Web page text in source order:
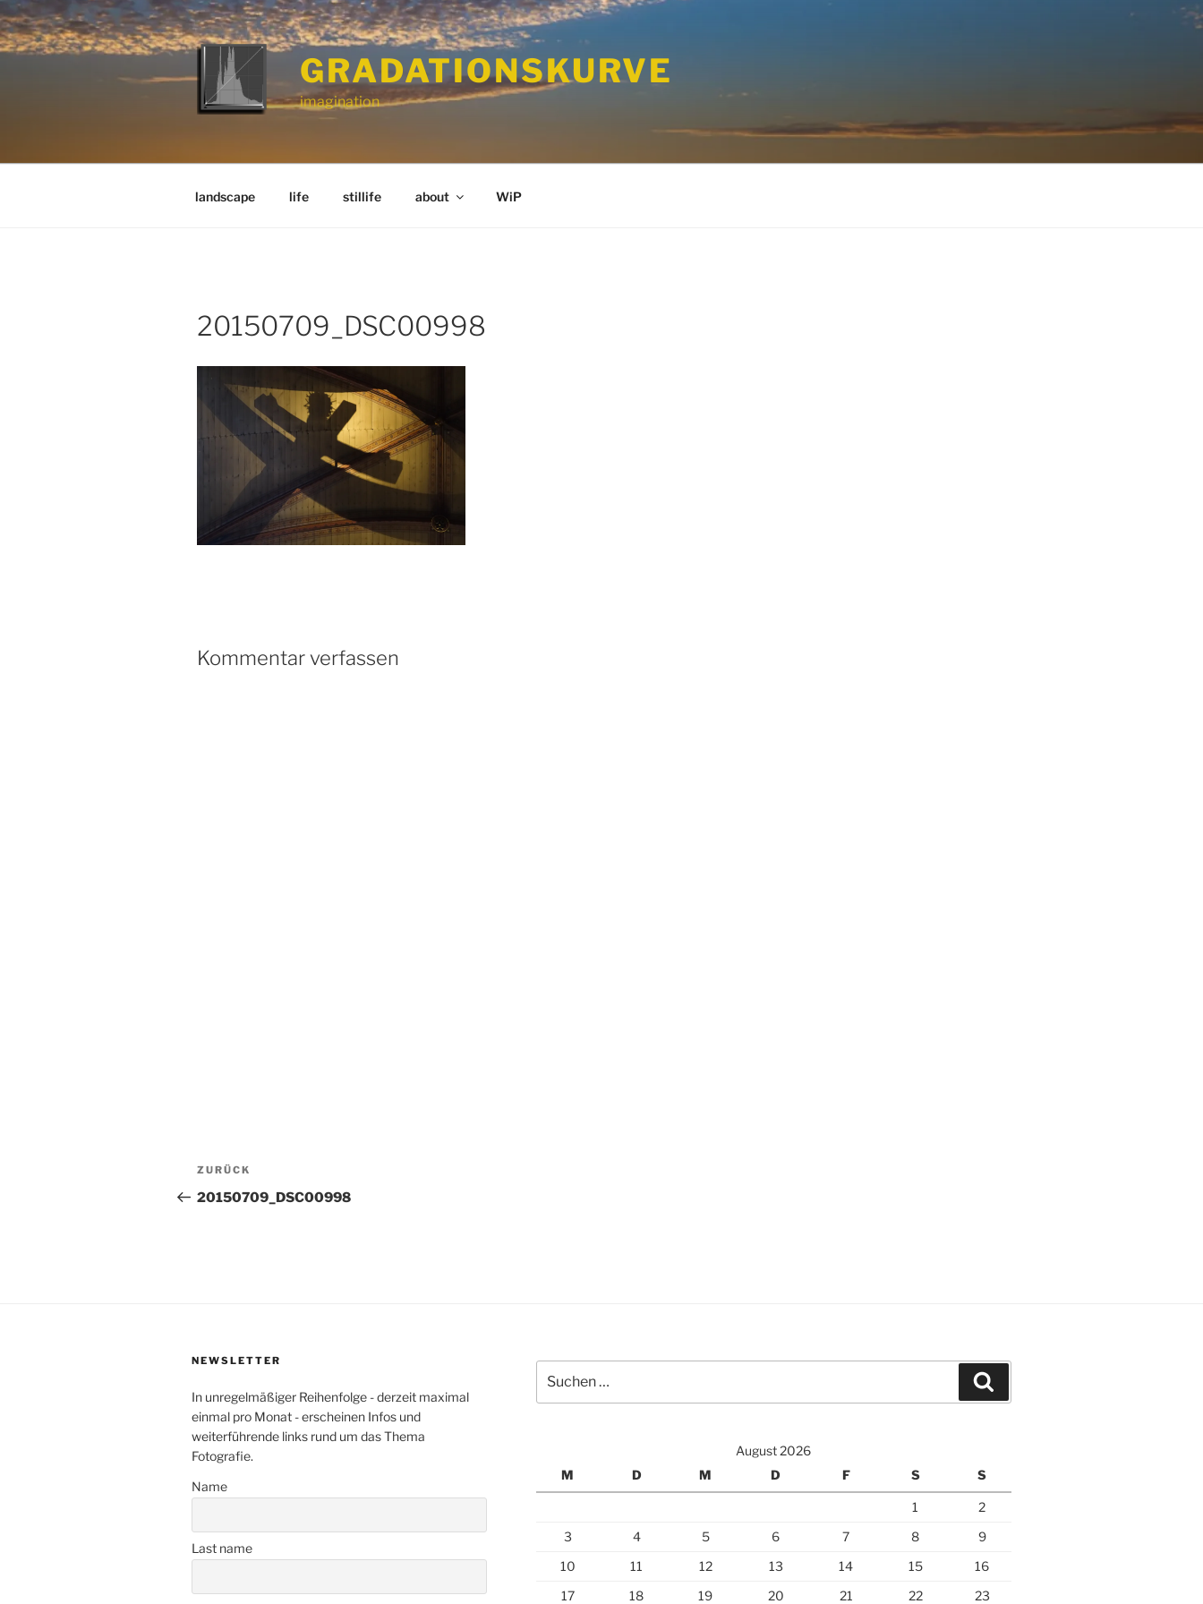
Zum
Inhalt
springen
GRADATIONSKURVE
imagination
landscape life stillife about WiP
20150709_DSC00998
Kommentar verfassen
Beitragsnavigation
Vorheriger
Beitrag
ZURÜCK
20150709_DSC00998
NEWSLETTER
In unregelmäßiger Reihenfolge - derzeit maximal
einmal pro Monat - erscheinen Infos und
weiterführende links rund um das Thema
Fotografie.
Name
Last name
nach:
August 2026
M
D M D F S S
1
2
3
4 5 6 7 8
9
10
11 12 13 14 15
16
17
18 19 20 21 22 23